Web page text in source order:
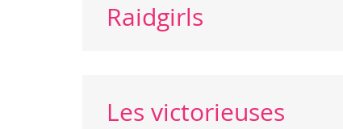
Raidgirls
Les victorieuses